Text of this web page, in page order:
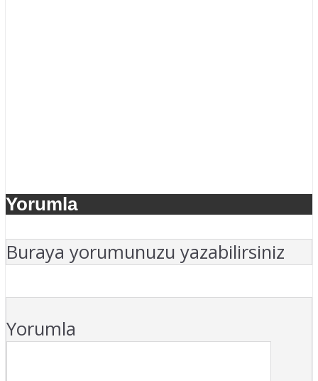
Yorumla
Buraya yorumunuzu yazabilirsiniz
Yorumla